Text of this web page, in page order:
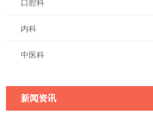
口腔科
内科
中医科
新闻资讯